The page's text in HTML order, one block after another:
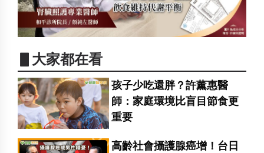
▋大家都在看
孩子少吃還胖？許薰惠醫
師：家庭環境比盲目節食更
重要
高齡社會攝護腺癌增！台日